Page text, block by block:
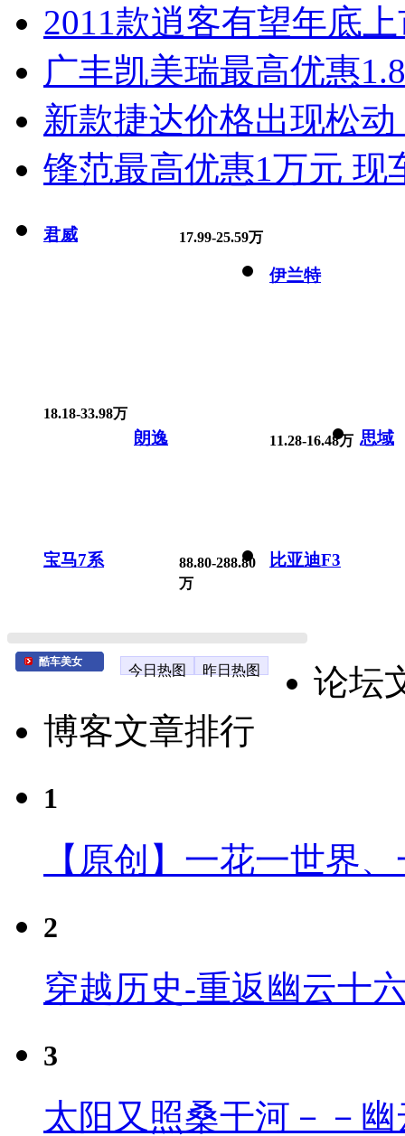
2011款逍客有望年底
广丰凯美瑞最高优惠
新款捷达价格出现松
锋范最高优惠1万元 现
君威 17.99-25.59万
伊兰特
18.18-33.98万
朗逸 11.28-16.48万 思域
宝马7系
88.80-288.80
万
比亚迪F3
酷车美女
今日热图 昨日热图
论坛
博客文章排行
1
【原创】一花一世界
2
穿越历史-重返幽云十
3
太阳又照桑干河－－